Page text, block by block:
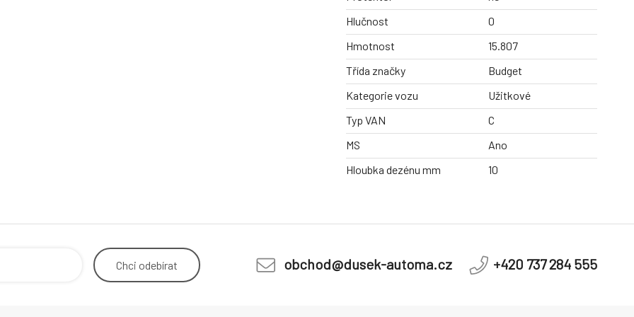
Hlučnost
0
Hmotnost
15.807
Třída značky
Budget
Kategorie vozu
Užitkové
Typ VAN
C
MS
Ano
Hloubka dezénu mm
10
Chci odebírat obchod@dusek-automa.cz +420 737 284 555